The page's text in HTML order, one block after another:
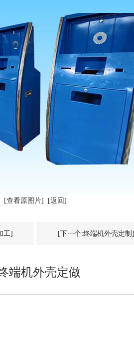
[查看原图片] [返回]
工] [下一个:终端机外壳定制]
端机外壳定做